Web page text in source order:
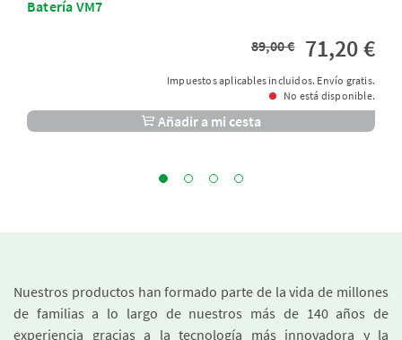
Batería VM7
89,00 € 71,20 €
Impuestos aplicables incluidos. Envío gratis.
No está disponible.
Añadir a mi cesta
Nuestros productos han formado parte de la vida de millones
de familias a lo largo de nuestros más de 140 años de
experiencia gracias a la tecnología más innovadora y la